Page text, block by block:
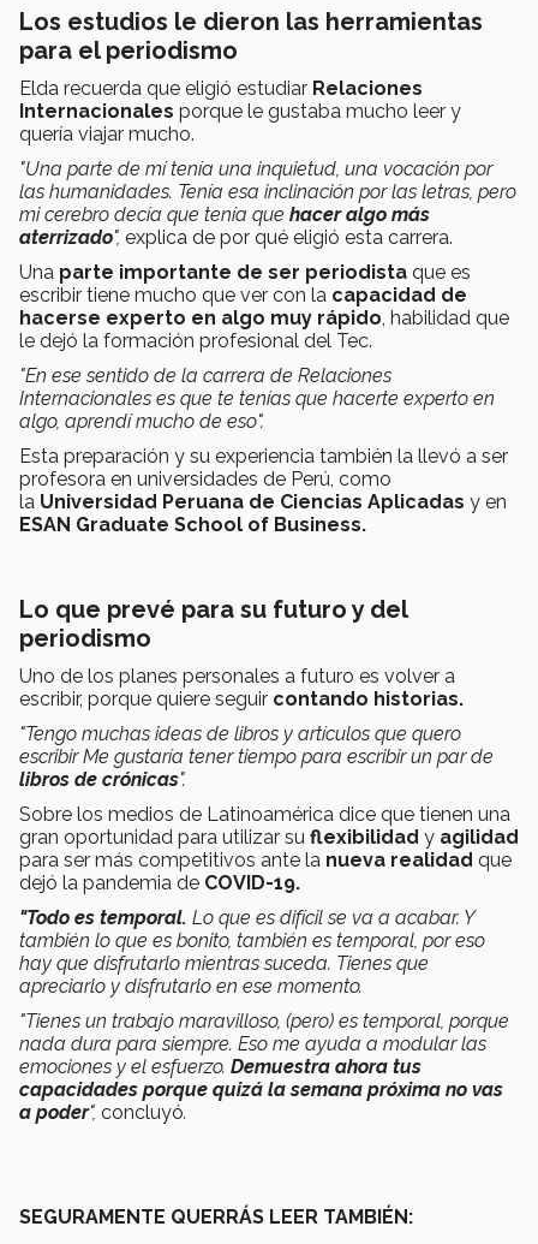
Los estudios le dieron las herramientas
para el periodismo
Elda recuerda que eligió estudiar Relaciones
Internacionales porque le gustaba mucho leer y
quería viajar mucho.
"Una parte de mí tenía una inquietud, una vocación por
las humanidades. Tenía esa inclinación por las letras, pero
mi cerebro decía que tenía que hacer algo más
aterrizado", explica de por qué eligió esta carrera.
Una parte importante de ser periodista que es
escribir tiene mucho que ver con la capacidad de
hacerse experto en algo muy rápido, habilidad que
le dejó la formación profesional del Tec.
"En ese sentido de la carrera de Relaciones
Internacionales es que te tenías que hacerte experto en
algo, aprendí mucho de eso".
Esta preparación y su experiencia también la llevó a ser
profesora en universidades de Perú, como
la Universidad Peruana de Ciencias Aplicadas y en
ESAN Graduate School of Business.
Lo que prevé para su futuro y del
periodismo
Uno de los planes personales a futuro es volver a
escribir, porque quiere seguir contando historias.
"Tengo muchas ideas de libros y artículos que quero
escribir Me gustaría tener tiempo para escribir un par de
libros de crónicas".
Sobre los medios de Latinoamérica dice que tienen una
gran oportunidad para utilizar su flexibilidad y agilidad
para ser más competitivos ante la nueva realidad que
dejó la pandemia de COVID-19.
"Todo es temporal. Lo que es difícil se va a acabar. Y
también lo que es bonito, también es temporal, por eso
hay que disfrutarlo mientras suceda. Tienes que
apreciarlo y disfrutarlo en ese momento.
"Tienes un trabajo maravilloso, (pero) es temporal, porque
nada dura para siempre. Eso me ayuda a modular las
emociones y el esfuerzo. Demuestra ahora tus
capacidades porque quizá la semana próxima no vas
a poder", concluyó.
SEGURAMENTE QUERRÁS LEER TAMBIÉN: